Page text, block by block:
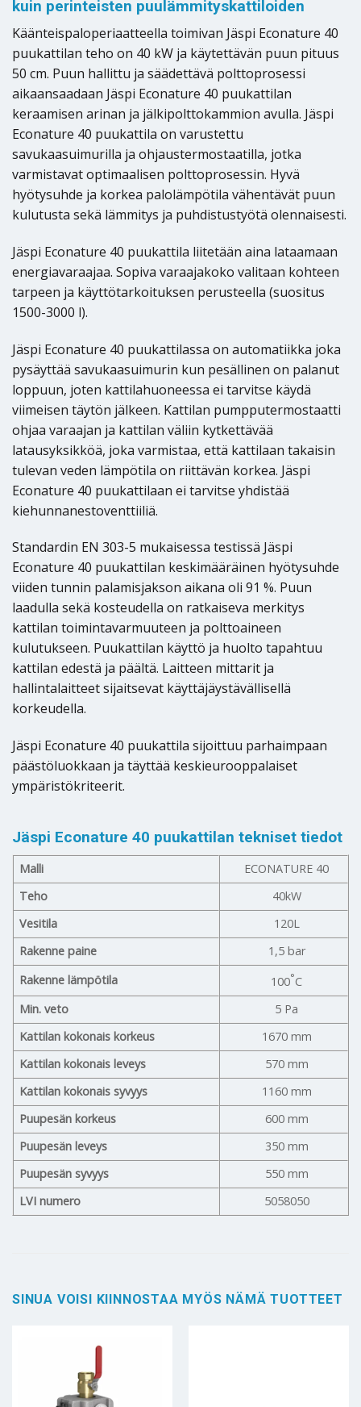
kuin perinteisten puulämmityskattiloiden
Käänteispaloperiaatteella toimivan Jäspi Econature 40
puukattilan teho on 40 kW ja käytettävän puun pituus
50 cm. Puun hallittu ja säädettävä polttoprosessi
aikaansaadaan Jäspi Econature 40 puukattilan
keraamisen arinan ja jälkipolttokammion avulla. Jäspi
Econature 40 puukattila on varustettu
savukaasuimurilla ja ohjaustermostaatilla, jotka
varmistavat optimaalisen polttoprosessin. Hyvä
hyötysuhde ja korkea palolämpötila vähentävät puun
kulutusta sekä lämmitys ja puhdistustyötä olennaisesti.
Jäspi Econature 40 puukattila liitetään aina lataamaan
energiavaraajaa. Sopiva varaajakoko valitaan kohteen
tarpeen ja käyttötarkoituksen perusteella (suositus
1500-3000 l).
Jäspi Econature 40 puukattilassa on automatiikka joka
pysäyttää savukaasuimurin kun pesällinen on palanut
loppuun, joten kattilahuoneessa ei tarvitse käydä
viimeisen täytön jälkeen. Kattilan pumpputermostaatti
ohjaa varaajan ja kattilan väliin kytkettävää
latausyksikköä, joka varmistaa, että kattilaan takaisin
tulevan veden lämpötila on riittävän korkea. Jäspi
Econature 40 puukattilaan ei tarvitse yhdistää
kiehunnanestoventtiiliä.
Standardin EN 303-5 mukaisessa testissä Jäspi
Econature 40 puukattilan keskimääräinen hyötysuhde
viiden tunnin palamisjakson aikana oli 91 %. Puun
laadulla sekä kosteudella on ratkaiseva merkitys
kattilan toimintavarmuuteen ja polttoaineen
kulutukseen. Puukattilan käyttö ja huolto tapahtuu
kattilan edestä ja päältä. Laitteen mittarit ja
hallintalaitteet sijaitsevat käyttäjäystävällisellä
korkeudella.
Jäspi Econature 40 puukattila sijoittuu parhaimpaan
päästöluokkaan ja täyttää keskieurooppalaiset
ympäristökriteerit.
Jäspi Econature 40 puukattilan tekniset tiedot
Malli
ECONATURE 40
Teho
40kW
Vesitila
120L
Rakenne paine
1,5 bar
Rakenne lämpötila
100°C
Min. veto
5 Pa
Kattilan kokonais korkeus
1670 mm
Kattilan kokonais leveys
570 mm
Kattilan kokonais syvyys
1160 mm
Puupesän korkeus
600 mm
Puupesän leveys
350 mm
Puupesän syvyys
550 mm
LVI numero
5058050
SINUA VOISI KIINNOSTAA MYÖS NÄMÄ TUOTTEET